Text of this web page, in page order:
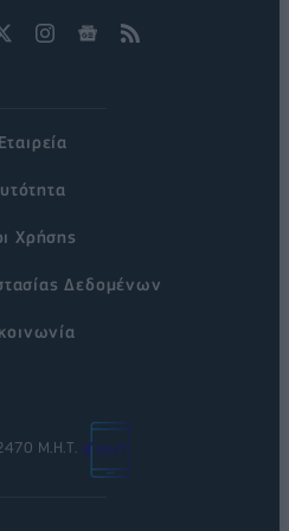
Χρήσης
Δεδομένων
Μ.Η.Τ.